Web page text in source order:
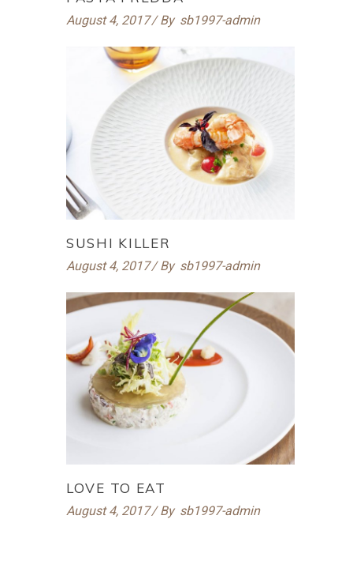
August 4, 2017 By sb1997-admin
SUSHI KILLER
August 4, 2017 By sb1997-admin
LOVE TO EAT
August 4, 2017 By sb1997-admin